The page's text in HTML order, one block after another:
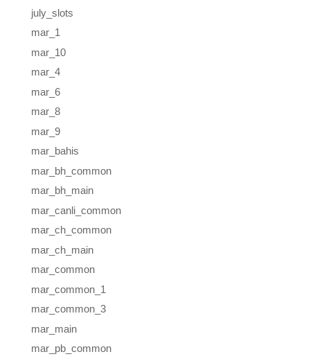
july_slots
mar_1
mar_10
mar_4
mar_6
mar_8
mar_9
mar_bahis
mar_bh_common
mar_bh_main
mar_canli_common
mar_ch_common
mar_ch_main
mar_common
mar_common_1
mar_common_3
mar_main
mar_pb_common